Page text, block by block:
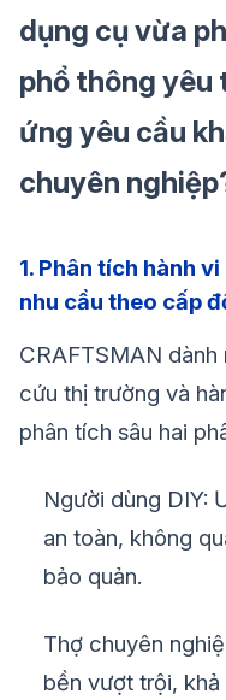
dụng cụ vừa
phổ thông yêu
ứng yêu cầu
chuyên
1. Phân tích hành
nhu cầu theo cấp
CRAFTSMAN
cứu thị trường và
phân tích sâu hai
Người dùng DIY:
an toàn, không
bảo quản.
Thợ chuyên
bền vượt trội, khả